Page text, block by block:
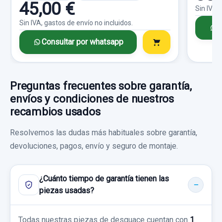
FARO ANTINIEBLA DERECHO usado.
NISSAN X-TRAIL (T30) COMFORT
Garantía 1 año
CERRADURA PUERTA TRASERA DERECHA...
usado.
NISSAN X-TRAIL (T30) COMFORT
Garantía 1 año
9,91 €
Sin IVA, gastos de envío no incluidos.
Consultar por whatsapp
45,00 €
Sin IVA, gastos de envío no incluidos.
Consultar por whatsapp
Sin IVA,
Preguntas frecuentes sobre garantía,
envíos y condiciones de nuestros
recambios usados
Resolvemos las dudas más habituales sobre garantía,
devoluciones, pagos, envío y seguro de montaje.
¿Cuánto tiempo de garantía tienen las
piezas usadas?
Todas nuestras piezas de desguace cuentan con 1